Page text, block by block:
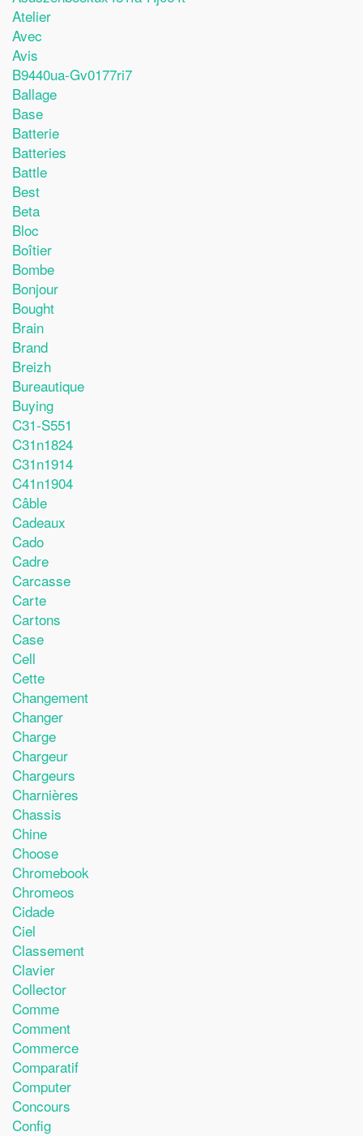
Atelier
Avec
Avis
B9440ua-Gv0177ri7
Ballage
Base
Batterie
Batteries
Battle
Best
Beta
Bloc
Boîtier
Bombe
Bonjour
Bought
Brain
Brand
Breizh
Bureautique
Buying
C31-S551
C31n1824
C31n1914
C41n1904
Câble
Cadeaux
Cado
Cadre
Carcasse
Carte
Cartons
Case
Cell
Cette
Changement
Changer
Charge
Chargeur
Chargeurs
Charnières
Chassis
Chine
Choose
Chromebook
Chromeos
Cidade
Ciel
Classement
Clavier
Collector
Comme
Comment
Commerce
Comparatif
Computer
Concours
Config